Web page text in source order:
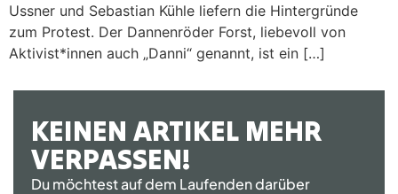
Ussner und Sebastian Kühle liefern die Hintergründe
zum Protest. Der Dannenröder Forst, liebevoll von
Aktivist*innen auch „Danni“ genannt, ist ein […]
KEINEN ARTIKEL MEHR
VERPASSEN!
Du möchtest auf dem Laufenden darüber